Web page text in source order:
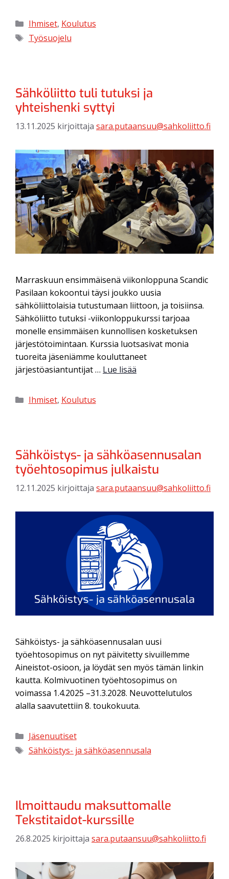
Ihmiset, Koulutus
Työsuojelu
Sähköliitto tuli tutuksi ja
yhteishenki syttyi
13.11.2025 kirjoittaja sara.putaansuu@sahkoliitto.fi
Marraskuun ensimmäisenä viikonloppuna Scandic
Pasilaan kokoontui täysi joukko uusia
sähköliittolaisia tutustumaan liittoon, ja toisiinsa.
Sähköliitto tutuksi -viikonloppukurssi tarjoaa
monelle ensimmäisen kunnollisen kosketuksen
järjestötoimintaan. Kurssia luotsasivat monia
tuoreita jäseniämme kouluttaneet
järjestöasiantuntijat … Lue lisää
Ihmiset, Koulutus
Sähköistys- ja sähköasennusalan
työehtosopimus julkaistu
12.11.2025 kirjoittaja sara.putaansuu@sahkoliitto.fi
Sähköistys- ja sähköasennusalan uusi
työehtosopimus on nyt päivitetty sivuillemme
Aineistot-osioon, ja löydät sen myös tämän linkin
kautta. Kolmivuotinen työehtosopimus on
voimassa 1.4.2025 –31.3.2028. Neuvottelutulos
alalla saavutettiin 8. toukokuuta.
Jäsenuutiset
Sähköistys- ja sähköasennusala
Ilmoittaudu maksuttomalle
Tekstitaidot-kurssille
26.8.2025 kirjoittaja sara.putaansuu@sahkoliitto.fi